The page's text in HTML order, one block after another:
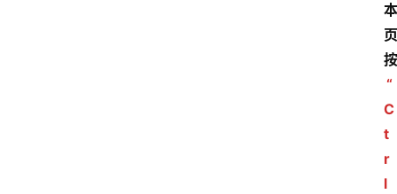
本
页
按
“
C
t
r
l